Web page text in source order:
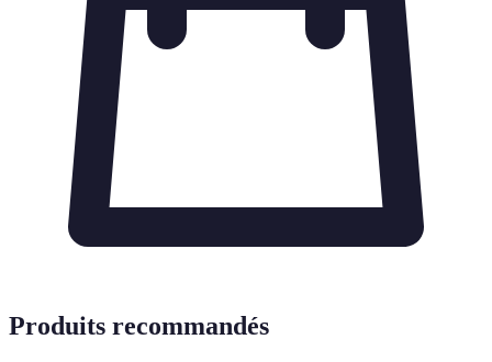
Produits recommandés